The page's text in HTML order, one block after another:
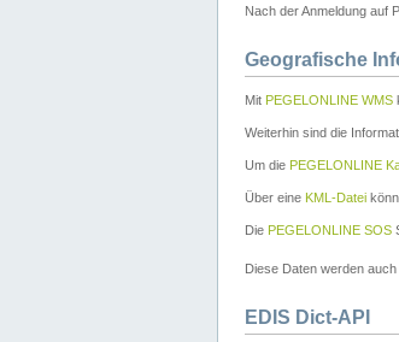
Nach der Anmeldung auf
Geografische
Mit PEGELONLINE WMS
Weiterhin sind die
Um die PEGELONLINE
Über eine KML-Datei
Die PEGELONLINE SOS
Diese Daten werden
EDIS Dict-API